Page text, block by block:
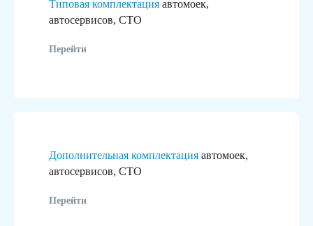
Типовая комплектация автомоек,
автосервисов, СТО
Перейти
Дополнительная комплектация автомоек,
автосервисов, СТО
Перейти